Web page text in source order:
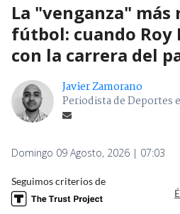
La "venganza" más
fútbol: cuando Roy
con la carrera del
Javier Zamorano
Periodista de Deportes
Domingo 09 Agosto, 2026 | 07:03
Seguimos criterios de